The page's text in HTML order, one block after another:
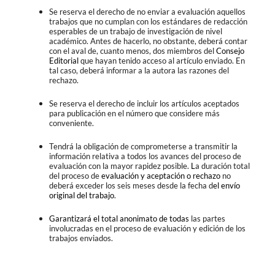
Se reserva el derecho de no enviar a evaluación aquellos
trabajos que no cumplan con los estándares de redacción
esperables de un trabajo de investigación de nivel
académico. Antes de hacerlo, no obstante, deberá contar
con el aval de, cuanto menos, dos miembros delConsejo
Editorialque hayan tenido acceso al artículo enviado. En
tal caso, deberá informar a la autora las razones del
rechazo.
Se reserva el derecho de incluir los artículos aceptados
para publicación en el número que considere más
conveniente.
Tendrá la obligación de comprometerse a transmitir la
información relativa a todos los avances del proceso de
evaluación con la mayor rapidez posible. La duración total
del proceso deevaluación y aceptación o rechazono
deberá exceder los seis meses desde la fecha del envío
original del trabajo.
Garantizará el total anonimato de todas las partes
involucradas en el proceso de evaluación y edición de los
trabajos enviados.